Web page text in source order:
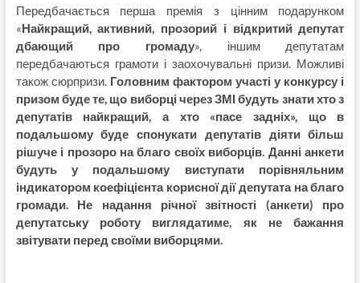
Передбачається перша премія з цінним подарунком
«Найкращий, активний, прозорий і відкритий депутат
дбающий про громаду», іншим депутатам
передбачаються грамоти і заохочувальні призи. Можливі
також сюрпризи. Головним фактором участі у конкурсу і
призом буде те, що виборці через ЗМІ будуть знати хто з
депутатів найкращий, а хто «пасе задніх», що в
подальшому буде спонукати депутатів діяти більш
рішуче і прозоро на благо своїх виборців. Данні анкети
будуть у подальшому виступати порівняльним
індикатором коефіцієнта корисної дії депутата на благо
громади. Не надання річної звітності (анкети) про
депутатську роботу виглядатиме, як не бажання
звітувати перед своїми виборцями.